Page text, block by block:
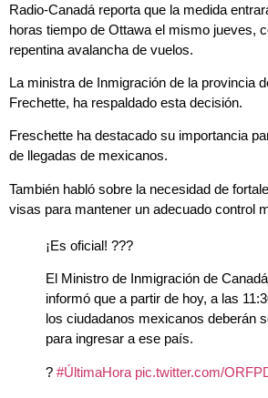
Radio-Canadá reporta que la medida
horas tiempo de Ottawa el mismo jueves,
repentina avalancha de vuelos.
La ministra de Inmigración de la provincia
Frechette, ha respaldado esta decisión.
Freschette ha destacado su importancia
de llegadas de mexicanos.
También habló sobre la necesidad de
visas para mantener un adecuado control
¡Es oficial! ???
El Ministro de Inmigración de
informó que a partir de hoy, a las
los ciudadanos mexicanos deberán
para ingresar a ese país.
? #ÚltimaHora pic.twitter.com/